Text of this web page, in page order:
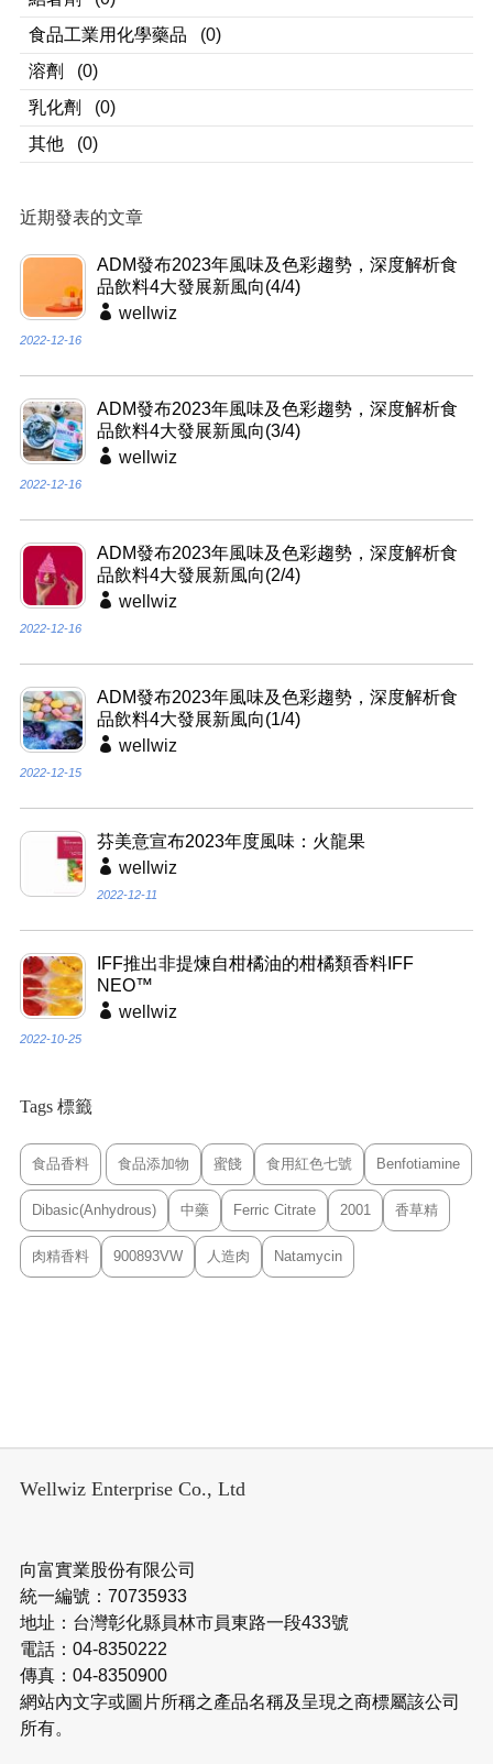
食品工業用化學藥品
(0)
溶劑
(0)
乳化劑
(0)
其他
(0)
近期發表的文章
ADM發布2023年風味及色彩趨勢，深度解析食
品飲料4大發展新風向(4/4)
wellwiz
2022-12-16
ADM發布2023年風味及色彩趨勢，深度解析食
品飲料4大發展新風向(3/4)
wellwiz
2022-12-16
ADM發布2023年風味及色彩趨勢，深度解析食
品飲料4大發展新風向(2/4)
wellwiz
2022-12-16
ADM發布2023年風味及色彩趨勢，深度解析食
品飲料4大發展新風向(1/4)
wellwiz
2022-12-15
芬美意宣布2023年度風味：火龍果
wellwiz
2022-12-11
IFF推出非提煉自柑橘油的柑橘類香料IFF
NEO™
wellwiz
2022-10-25
Tags 標籤
食品香料 食品添加物 蜜餞 食用紅色七號 Benfotiamine
Dibasic(Anhydrous) 中藥 Ferric Citrate 2001 香草精
肉精香料 900893VW 人造肉 Natamycin
Wellwiz Enterprise Co., Ltd
向富實業股份有限公司
統一編號：70735933
地址：台灣彰化縣員林市員東路一段433號
電話：04-8350222
傳真：04-8350900
網站內文字或圖片所稱之產品名稱及呈現之商標屬該公司
所有。